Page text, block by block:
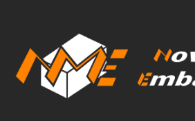
conteúdo